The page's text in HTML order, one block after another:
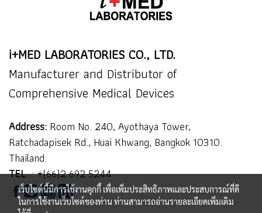
i+MED LABORATORIES CO., LTD.
Manufacturer and Distributor of
Comprehensive Medical Devices
Address: Room No. 240, Ayothaya Tower,
Ratchadapisek Rd., Huai Khwang, Bangkok 10310.
Thailand.
TEL:+(66)2 692 5244
เว็บไซต์นี้มีการใช้งานคุกกี้ เพื่อเพิ่มประสิทธิภาพและประสบการณ์ที่ดี
ในการใช้งานเว็บไซต์ของท่าน ท่านสามารถอ่านรายละเอียดเพิ่มเติม